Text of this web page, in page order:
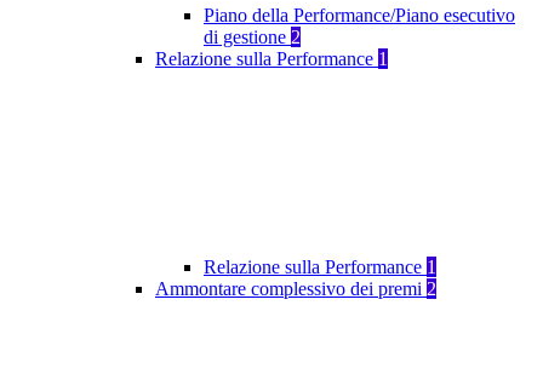
Piano della Performance/Piano esecutivo
di gestione 2
Relazione sulla Performance 1
Relazione sulla Performance 1
Ammontare complessivo dei premi 2